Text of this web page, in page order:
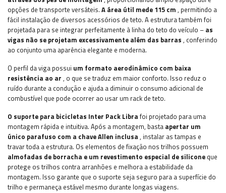
opções de transporte versáteis. A área útil mede 115 cm , permitindo a
fácil instalação de diversos acessórios de teto. A estrutura também foi
projetada para se integrar perfeitamente à linha do teto do veículo – as
vigas não se projetam excessivamente além das barras , conferindo
ao conjunto uma aparência elegante e moderna.
O perfil da viga possui um formato aerodinâmico com baixa
resistência ao ar , o que se traduz em maior conforto. Isso reduz o
ruído durante a condução e ajuda a diminuir o consumo adicional de
combustível que pode ocorrer ao usar um rack de teto.
O suporte para bicicletas Inter Pack Librafoi projetado para uma
montagem rápida e intuitiva. Após a montagem, basta apertar um
único parafuso com a chave Allen inclusa, instalar as tampas e
travar toda a estrutura. Os elementos de fixação nos trilhos possuem
almofadas de borracha e um revestimento especial de silicone que
protege os trilhos contra arranhões e melhora a estabilidade da
montagem. Isso garante que o suporte seja seguro para a superfície do
trilho e permaneça estável mesmo durante longas viagens.